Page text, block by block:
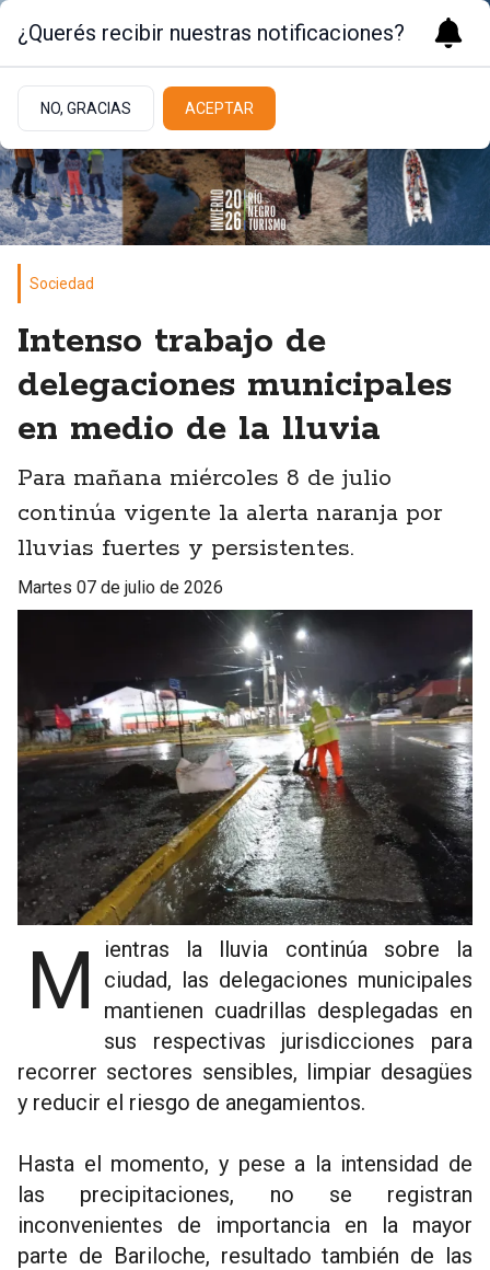
Sociedad
Intenso trabajo de
delegaciones municipales
en medio de la lluvia
Para mañana miércoles 8 de julio
continúa vigente la alerta naranja por
lluvias fuertes y persistentes.
martes 07 de julio de 2026
Mientras la lluvia continúa sobre la
ciudad, las delegaciones municipales
mantienen cuadrillas desplegadas en
sus respectivas jurisdicciones para
recorrer sectores sensibles, limpiar desagües
y reducir el riesgo de anegamientos.
Hasta el momento, y pese a la intensidad de
las precipitaciones, no se registran
inconvenientes de importancia en la mayor
parte de Bariloche, resultado también de las
¿Querés recibir nuestras notificaciones?
NO, GRACIAS ACEPTAR